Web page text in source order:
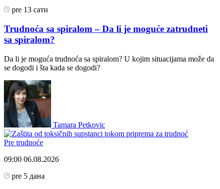
pre 13 сати
Trudnoća sa spiralom – Da li je moguće zatrudneti
sa spiralom?
Da li je moguća trudnoća sa spiralom? U kojim situacijama može da
se dogodi i šta kada se dogodi?
Tamara Petkovic
Pre trudnoće
09:00 06.08.2026
pre 5 дана